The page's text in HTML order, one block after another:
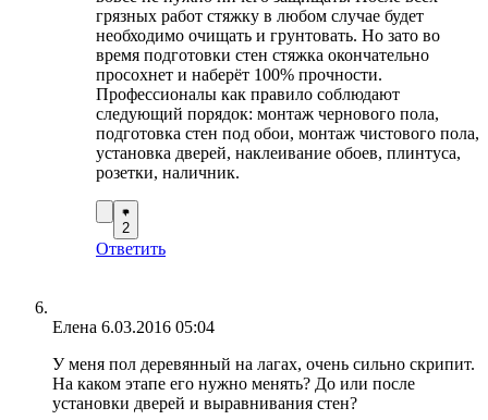
грязных работ стяжку в любом случае будет
необходимо очищать и грунтовать. Но зато во
время подготовки стен стяжка окончательно
просохнет и наберёт 100% прочности.
Профессионалы как правило соблюдают
следующий порядок: монтаж чернового пола,
подготовка стен под обои, монтаж чистового пола,
установка дверей, наклеивание обоев, плинтуса,
розетки, наличник.
2
Ответить
Елена 6.03.2016 05:04
У меня пол деревянный на лагах, очень сильно скрипит.
На каком этапе его нужно менять? До или после
установки дверей и выравнивания стен?